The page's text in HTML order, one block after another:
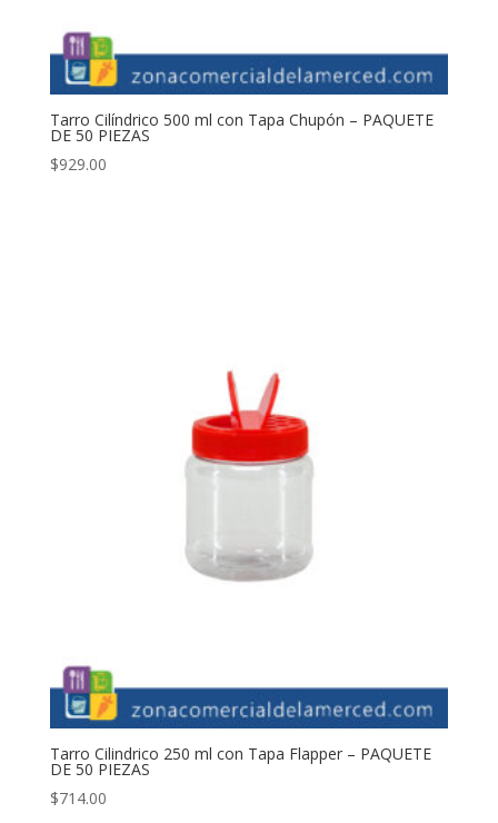
Tarro Cilíndrico 500 ml con Tapa Chupón – PAQUETE
DE 50 PIEZAS
$929.00
Tarro Cilindrico 250 ml con Tapa Flapper – PAQUETE
DE 50 PIEZAS
$714.00